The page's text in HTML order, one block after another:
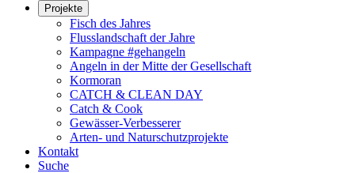
Projekte
Fisch des Jahres
Flusslandschaft der Jahre
Kampagne #gehangeln
Angeln in der Mitte der Gesellschaft
Kormoran
CATCH & CLEAN DAY
Catch & Cook
Gewässer-Verbesserer
Arten- und Naturschutzprojekte
Kontakt
Suche